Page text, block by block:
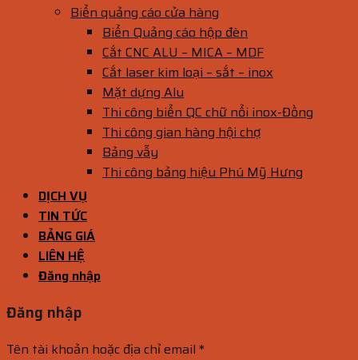
Biển quảng cáo cửa hàng
Biển Quảng cáo hộp đèn
Cắt CNC ALU – MICA – MDF
Cắt laser kim loại – sắt – inox
Mặt dựng Alu
Thi công biển QC chữ nổi inox-Đồng
Thi công gian hàng hội chợ
Bảng vẫy
Thi công bảng hiệu Phú Mỹ Hưng
DỊCH VỤ
TIN TỨC
BẢNG GIÁ
LIÊN HỆ
Đăng nhập
Đăng nhập
Tên tài khoản hoặc địa chỉ email *